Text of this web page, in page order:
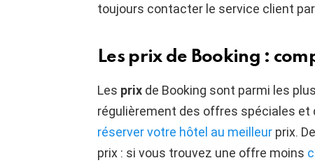
toujours contacter le service client
Les prix de Booking :
Les prix de Booking sont parmi les
régulièrement des offres spéciales
réserver votre hôtel au meilleur prix.
prix : si vous trouvez une offre moins